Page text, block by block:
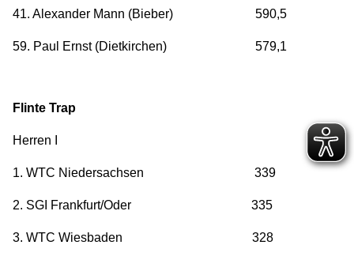
41. Alexander Mann (Bieber) 590,5
59. Paul Ernst (Dietkirchen) 579,1
Flinte Trap
Herren I
1. WTC Niedersachsen 339
2. SGI Frankfurt/Oder 335
3. WTC Wiesbaden 328